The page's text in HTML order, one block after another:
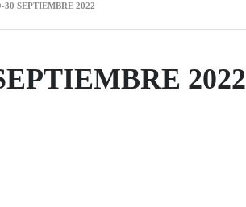
SEPTIEMBRE 2022
2022